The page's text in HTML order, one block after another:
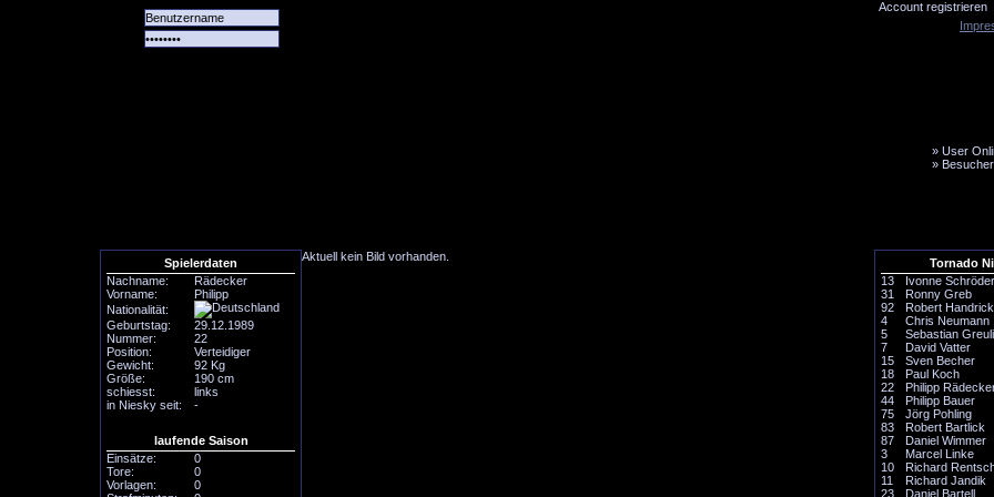
Account registrieren
» User
»
Tornado
13
Ivonne Schröder
31
Ronny Greb
92
Robert Handrick
4
Chris Neumann
5
Sebastian
7
David Vatter
15
Sven Becher
18
Paul Koch
22
Philipp
44
Philipp Bauer
75
Jörg Pohling
83
Robert Bartlick
87
Daniel Wimmer
3
Marcel Linke
10
Richard
11
Richard Jandik
23
Daniel Bartell
Spielerdaten
Nachname:
Rädecker
Vorname:
Philipp
Nationalität:
Geburtstag:
29.12.1989
Nummer:
22
Position:
Verteidiger
Gewicht:
92 Kg
Größe:
190 cm
schiesst:
links
in Niesky seit:
-
laufende Saison
Einsätze:
0
Tore:
0
Vorlagen:
0
Aktuell kein Bild vorhanden.